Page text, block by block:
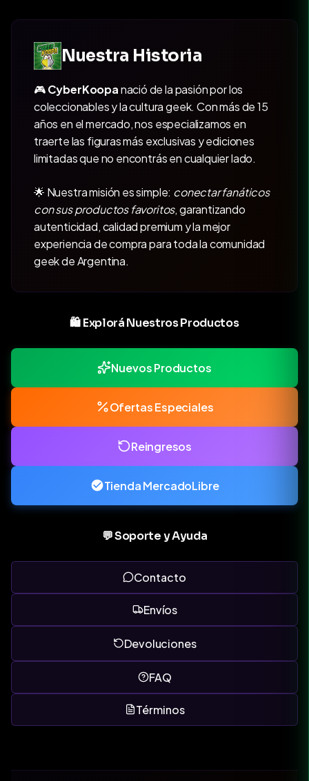
Nuestra Historia
🎮CyberKoopanació de la pasión por los
coleccionables y la cultura geek. Con más de 15
años en el mercado, nos especializamos en
traerte las figuras más exclusivas y ediciones
limitadas que no encontrás en cualquier lado.
🌟 Nuestra misión es simple: conectar fanáticos
con sus productos favoritos, garantizando
autenticidad, calidad premium y la mejor
experiencia de compra para toda la comunidad
geek de Argentina.
🛍️ Explorá Nuestros Productos
Nuevos Productos
Ofertas Especiales
Reingresos
Tienda MercadoLibre
💬 Soporte y Ayuda
Contacto
Envíos
Devoluciones
FAQ
Términos